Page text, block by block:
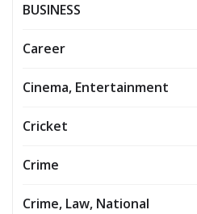
BUSINESS
Career
Cinema, Entertainment
Cricket
Crime
Crime, Law, National